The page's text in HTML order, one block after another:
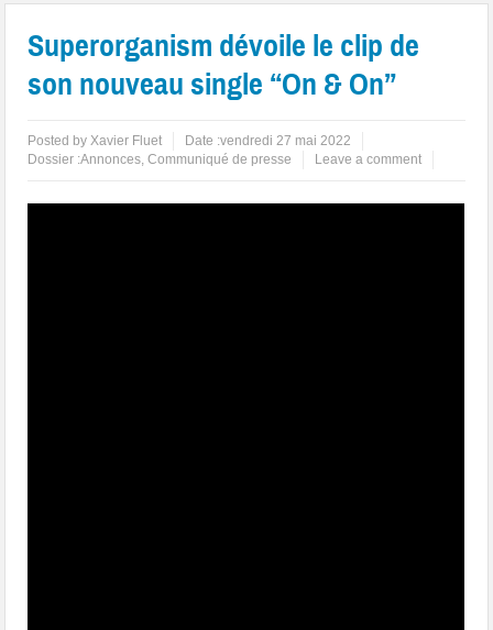
Superorganism dévoile le clip de
son nouveau single “On & On”
Posted byXavier Fluet Date :vendredi 27 mai 2022
Dossier :Annonces,Communiqué de presse Leave a comment